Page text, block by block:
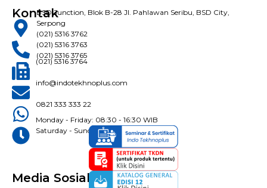
KontakBSD Junction, Blok B-28 Jl. Pahlawan Seribu, BSD City,
Serpong
(021) 5316 3762
(021) 5316 3763
(021) 5316 3765
(021) 5316 3764
info@indotekhnoplus.com
0821 333 333 22
Monday - Friday: 08:30 - 16:30 WIB
Saturday - Sunday: Closed
Media Sosial